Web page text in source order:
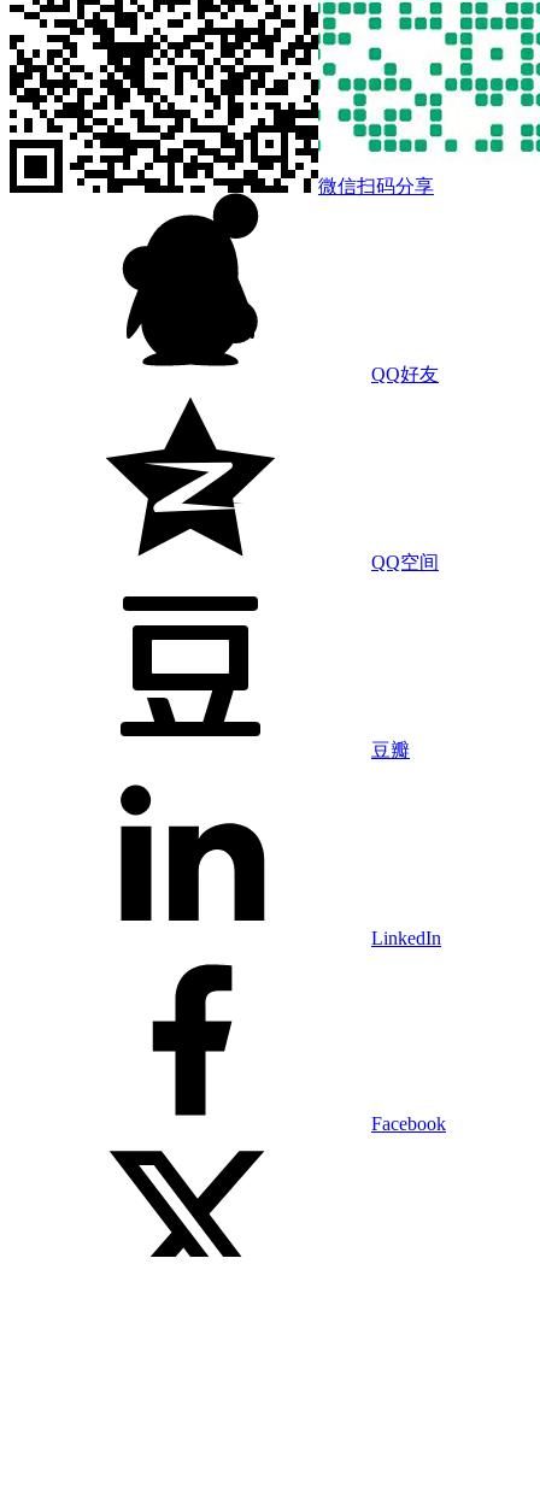
微信扫码分享
QQ好友
QQ空间
豆瓣
LinkedIn
Facebook